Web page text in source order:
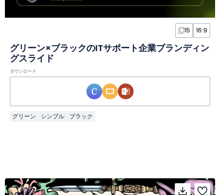
15 16:9
グリーン×ブラックのITサポート企業ブランディン
グスライド
ダウンロード
グリーン シンプル ブラック